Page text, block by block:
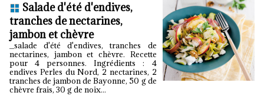
Salade d'été d'endives,
tranches de nectarines,
jambon et chèvre
_salade d'été d'endives, tranches de
nectarines, jambon et chèvre. Recette
pour 4 personnes. Ingrédients : 4
endives Perles du Nord, 2 nectarines, 2
tranches de jambon de Bayonne, 50 g de
chèvre frais, 30 g de noix...